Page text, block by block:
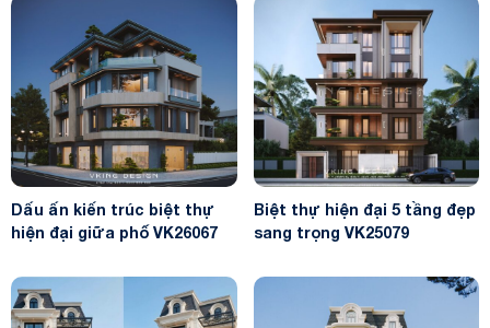
Dấu ấn kiến trúc biệt thự
hiện đại giữa phố VK26067
Biệt thự hiện đại 5 tầng đẹp
sang trọng VK25079